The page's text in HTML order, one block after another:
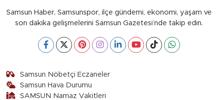
Samsun Haber, Samsunspor, ilçe gündemi, ekonomi, yaşam ve
son dakika gelişmelerini Samsun Gazetesi’nde takip edin.
Samsun Nöbetçi Eczaneler
Samsun Hava Durumu
SAMSUN Namaz Vakitleri